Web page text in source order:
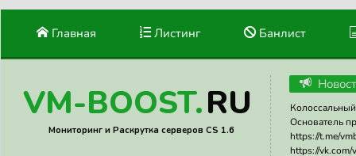
Главная Листинг Банлист
VM-BOOST.RU
Мониторинг и Раскрутка серверов CS 1.6
Основатель
https://t.me/
https://vk.com/